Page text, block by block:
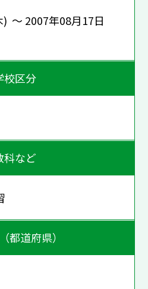
～ 2007年08月17日
校区分
科など
習
都道府県）